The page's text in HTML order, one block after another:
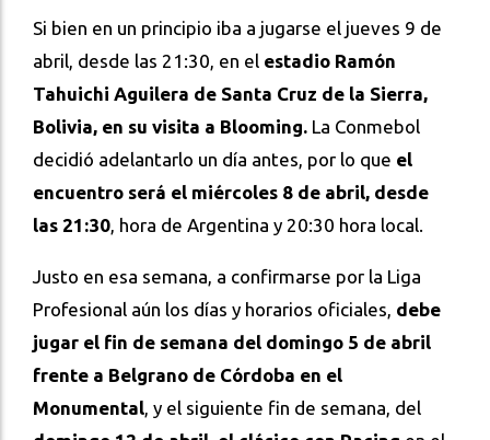
Si bien en un principio iba a jugarse el jueves 9 de
abril, desde las 21:30, en el estadio Ramón
Tahuichi Aguilera de Santa Cruz de la Sierra,
Bolivia, en su visita a Blooming. La Conmebol
decidió adelantarlo un día antes, por lo que el
encuentro será el miércoles 8 de abril, desde
las 21:30, hora de Argentina y 20:30 hora local.
Justo en esa semana, a confirmarse por la Liga
Profesional aún los días y horarios oficiales, debe
jugar el fin de semana del domingo 5 de abril
frente a Belgrano de Córdoba en el
Monumental, y el siguiente fin de semana, del